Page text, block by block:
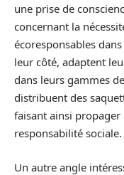
une prise de
concernant la
écoresponsables
leur côté, adaptent
dans leurs gammes
distribuent des
faisant ainsi
responsabilité sociale.
Un autre angle